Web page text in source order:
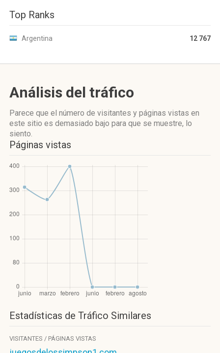
Top Ranks
Argentina 12 767
Análisis del tráfico
Parece que el número de visitantes y páginas vistas en
este sitio es demasiado bajo para que se muestre, lo
siento.
Páginas vistas
Estadísticas de Tráfico Similares
VISITANTES / PÁGINAS VISTAS